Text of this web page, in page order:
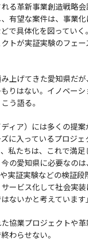
る革新事業創造戦略
有望な案件は、事業
で具体化を図っていく
トが実証実験のフェー
上げてきた愛知県だ
りはない。イノベー
う語る。
ディア）には多くの提
に入っているプロジ
私たちは、これで満
の愛知県に必要なの
実証実験などの検証段
ービス化して社会実
ないかと考えています」
協業プロジェクトや革
わらせない。